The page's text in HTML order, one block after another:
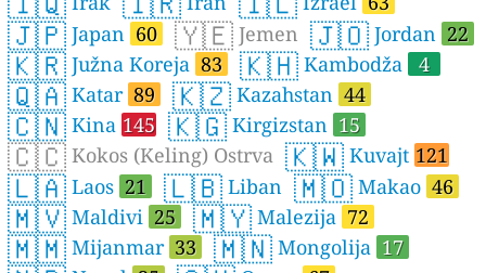
🇯🇵 Japan 60 🇾🇪 Jemen 🇯🇴 Jordan 22
🇰🇷 Južna Koreja 83 🇰🇭 Kambodža 4
🇶🇦 Katar 89 🇰🇿 Kazahstan 44
🇨🇳 Kina 145 🇰🇬 Kirgizstan 15
🇨🇨 Kokos (Keling) Ostrva 🇰🇼 Kuvajt 121
🇱🇦 Laos 21 🇱🇧 Liban 🇲🇴 Makao 46
🇲🇻 Maldivi 25 🇲🇾 Malezija 72
🇲🇲 Mijanmar 33 🇲🇳 Mongolija 17